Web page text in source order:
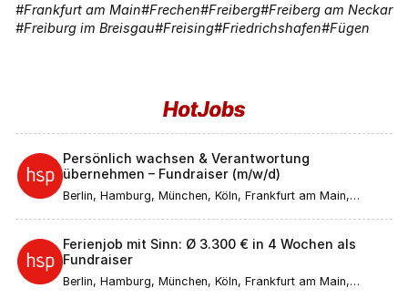
Frankfurt am Main Frechen Freiberg Freiberg am Neckar
Freiburg im Breisgau Freising Friedrichshafen Fügen
Persönlich wachsen & Verantwortung
übernehmen – Fundraiser (m/w/d)
Berlin, Hamburg, München, Köln, Frankfurt am Main,
Dresden, Hannover, Nürnberg, Duisburg, Bochum,
Wuppertal, Bielefeld, Bonn, Mannheim, Karlsruhe, Münster,
Augsburg, Aachen, Wiesbaden, Gelsenkirchen,
Mönchengladbach, Braunschweig, Kiel, Chemnitz, Halle
(Saale), Magdeburg, Freiburg im Breisgau, Krefeld, Mainz,
Lübeck, Erfurt, Rostock, Kassel, Saarbrücken, Potsdam,
Ferienjob mit Sinn: Ø 3.300 € in 4 Wochen als
Fundraiser
Berlin, Hamburg, München, Köln, Frankfurt am Main,